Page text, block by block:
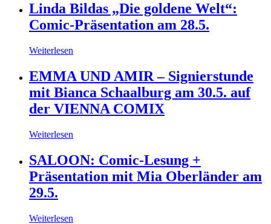
Linda Bildas „Die goldene Welt“:
Comic-Präsentation am 28.5.
Weiterlesen
EMMA UND AMIR – Signierstunde
mit Bianca Schaalburg am 30.5. auf
der VIENNA COMIX
Weiterlesen
SALOON: Comic-Lesung +
Präsentation mit Mia Oberländer am
29.5.
Weiterlesen